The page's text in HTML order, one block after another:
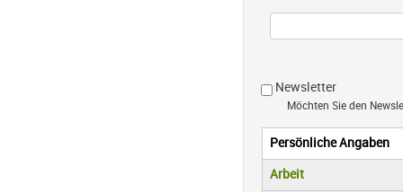
Newsletter
Möchten Sie den
Vertikale
Persönliche Angaben
(aktiver Reiter)
Arbeit